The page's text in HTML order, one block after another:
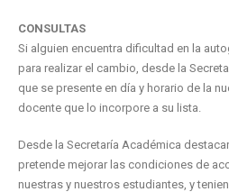
CONSULTAS
Si alguien encuentra dificultad en la
para realizar el cambio, desde la
que se presente en día y horario de la
docente que lo incorpore a su lista.
Desde la Secretaría Académica
pretende mejorar las condiciones de
nuestras y nuestros estudiantes, y